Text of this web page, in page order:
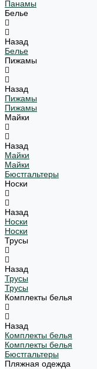
Панамы
Белье
Назад
Белье
Пижамы
Назад
Пижамы
Пижамы
Майки
Назад
Майки
Майки
Бюстгальтеры
Носки
Назад
Носки
Носки
Трусы
Назад
Трусы
Трусы
Комплекты белья
Назад
Комплекты белья
Комплекты белья
Бюстгальтеры
Пляжная одежда